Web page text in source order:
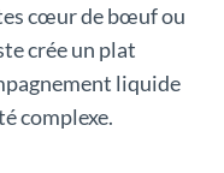
cœur de bœuf ou
crée un plat
liquide
complexe.